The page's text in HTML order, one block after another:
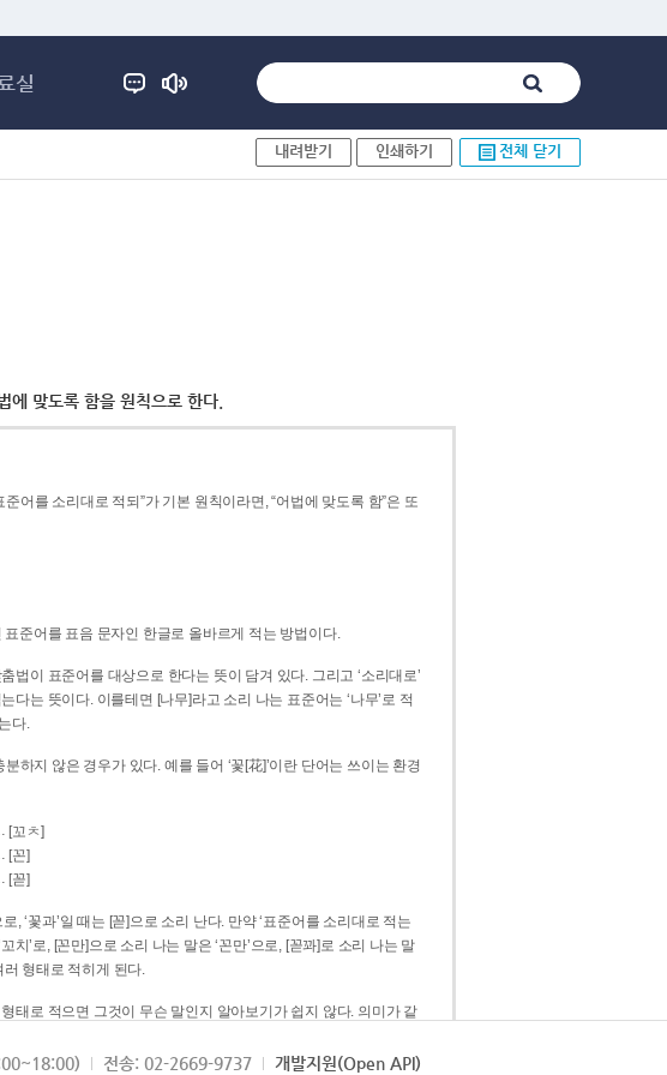
실
내려받기 인쇄하기 전체 닫기
에 맞도록 함을 원칙으로 한다.
어를 소리대로 적되”가 기본 원칙이라면, “어법에 맞도록 함”은 또
준어를 표음 문자인 한글로 올바르게 적는 방법이다.
법이 표준어를 대상으로 한다는 뜻이 담겨 있다. 그리고 ‘소리대로’
는 표준어는 ‘나무’로 적
다.
하지 않은 경우가 있다. 예를 들어 ‘꽃[花]’이란 단어는 쓰이는 환경
[꼬ㅊ]
[꼰]
[꼳]
로, ‘꽃과’일 때는 [꼳]으로 소리 난다. 만약 ‘표준어를 소리대로 적는
로 소리 나는 말
러 형태로 적히게 된다.
태로 적으면 그것이 무슨 말인지 알아보기가 쉽지 않다. 의미가 같
전송: 02-2669-9737 개발지원(Open API)